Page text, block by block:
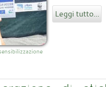
Leggi tutto...